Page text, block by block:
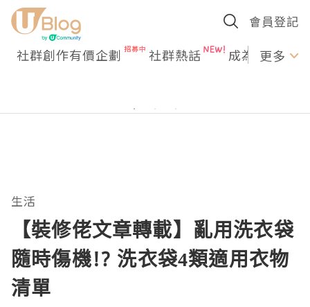
會員登記
社群創作有價企劃 社群熱話 成為U更多
生活
【裝修佬文章轉載】亂用洗衣袋
隨時傷機!? 洗衣袋4類適用衣物
清單